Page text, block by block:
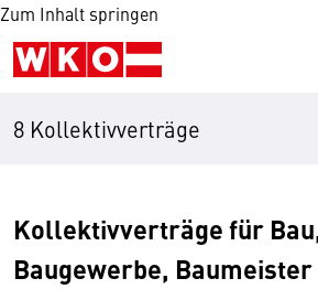
Zum Inhalt springen
8 Kollektivverträge
Kollektivverträge für
Baugewerbe,